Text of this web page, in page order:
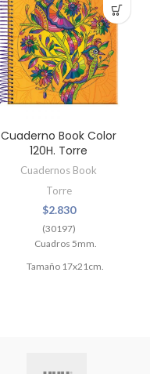
Cuaderno Book Color
120H. Torre
Cuadernos Book
Torre
$2.830
(30197)
Cuadros 5mm.
Tamaño 17x21cm.